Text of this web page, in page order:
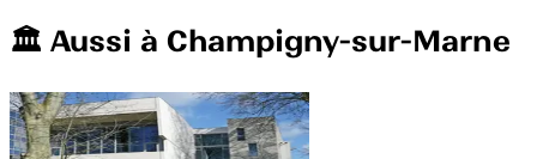
🏛️️ Aussi à Champigny-sur-Marne